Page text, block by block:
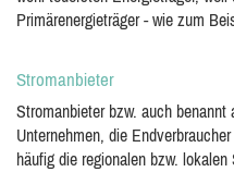
Primärenergieträger - wie zum
Stromanbieter
Stromanbieter bzw. auch benannt
Unternehmen, die
häufig die regionalen bzw.